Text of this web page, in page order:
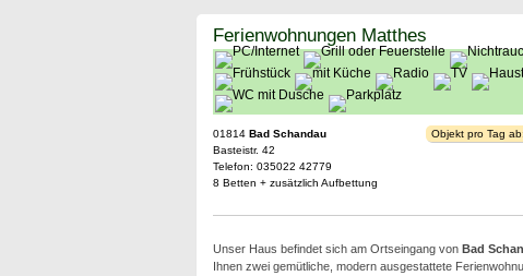
Ferienwohnungen Matthes
01814 Bad Schandau
Basteistr. 42
Telefon: 035022 42779
8 Betten + zusätzlich Aufbettung
Objekt pro Tag ab:
Unser Haus befindet sich am Ortseingang von Bad
Ihnen zwei gemütliche, modern ausgestattete